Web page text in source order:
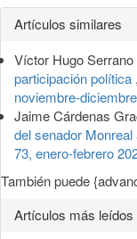
Detalles
del
artículo
Artículos similares
Víctor Hugo
participación política ,
noviembre-
Jaime Cárdenas
del senador Monreal
73, enero-febrero
También puede
Artículos más